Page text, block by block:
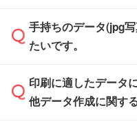
せいただければ、
タを1点作成いたしま
積・ご注文フォー
ください。
ご入稿後は経験豊
がないかチェックし
刷に進みますので、
一部商品は入稿用
ます。各商品ページ
入稿用のテンプレ
Illustratorや
手持ちのデータ(jpg
たいです。
印刷に適したデー
タッフが事前に確認
印刷に適したデータ
他データ作成に関す